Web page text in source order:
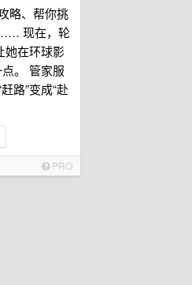
略、帮你挑
现在，轮
她在环球影
。 管家服
路”变成“赴
PRO